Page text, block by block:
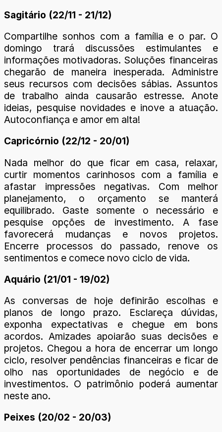
Sagitário (22/11 - 21/12)
Compartilhe sonhos com a família e o par. O
domingo trará discussões estimulantes e
informações motivadoras. Soluções financeiras
chegarão de maneira inesperada. Administre
seus recursos com decisões sábias. Assuntos
de trabalho ainda causarão estresse. Anote
ideias, pesquise novidades e inove a atuação.
Autoconfiança e amor em alta!
Capricórnio (22/12 - 20/01)
Nada melhor do que ficar em casa, relaxar,
curtir momentos carinhosos com a família e
afastar impressões negativas. Com melhor
planejamento, o orçamento se manterá
equilibrado. Gaste somente o necessário e
pesquise opções de investimento. A fase
favorecerá mudanças e novos projetos.
Encerre processos do passado, renove os
sentimentos e comece novo ciclo de vida.
Aquário (21/01 - 19/02)
As conversas de hoje definirão escolhas e
planos de longo prazo. Esclareça dúvidas,
exponha expectativas e chegue em bons
acordos. Amizades apoiarão suas decisões e
projetos. Chegou a hora de encerrar um longo
ciclo, resolver pendências financeiras e ficar de
olho nas oportunidades de negócio e de
investimentos. O patrimônio poderá aumentar
neste ano.
Peixes (20/02 - 20/03)